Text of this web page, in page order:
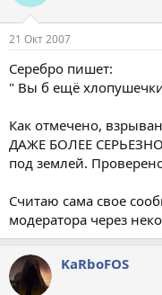
21 Окт 2007
Серебро пишет:
" Вы б ещё
Как отмечено,
ДАЖЕ БОЛЕЕ
под землей.
Считаю сама свое
модератора через
KaRboFOS